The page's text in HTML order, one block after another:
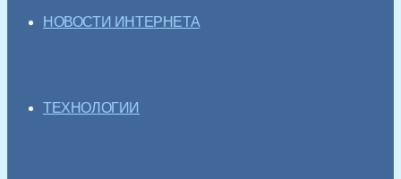
НОВОСТИ ИНТЕРНЕТА
ТЕХНОЛОГИИ